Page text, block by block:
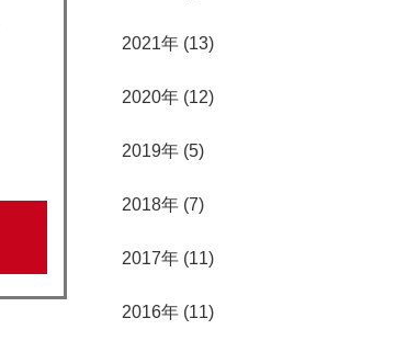
2021年 (13)
2020年 (12)
2019年 (5)
2018年 (7)
2017年 (11)
2016年 (11)